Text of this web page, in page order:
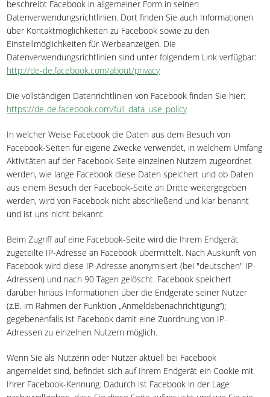
beschreibt Facebook in allgemeiner Form in seinen
Datenverwendungsrichtlinien. Dort finden Sie auch Informationen
über Kontaktmöglichkeiten zu Facebook sowie zu den
Einstellmöglichkeiten für Werbeanzeigen. Die
Datenverwendungsrichtlinien sind unter folgendem Link verfügbar:
http://de-de.facebook.com/about/privacy
Die vollständigen Datenrichtlinien von Facebook finden Sie hier:
https://de-de.facebook.com/full_data_use_policy
In welcher Weise Facebook die Daten aus dem Besuch von
Facebook-Seiten für eigene Zwecke verwendet, in welchem Umfang
Aktivitäten auf der Facebook-Seite einzelnen Nutzern zugeordnet
werden, wie lange Facebook diese Daten speichert und ob Daten
aus einem Besuch der Facebook-Seite an Dritte weitergegeben
werden, wird von Facebook nicht abschließend und klar benannt
und ist uns nicht bekannt.
Beim Zugriff auf eine Facebook-Seite wird die Ihrem Endgerät
zugeteilte IP-Adresse an Facebook übermittelt. Nach Auskunft von
Facebook wird diese IP-Adresse anonymisiert (bei "deutschen" IP-
Adressen) und nach 90 Tagen gelöscht. Facebook speichert
darüber hinaus Informationen über die Endgeräte seiner Nutzer
(z.B. im Rahmen der Funktion „Anmeldebenachrichtigung“);
gegebenenfalls ist Facebook damit eine Zuordnung von IP-
Adressen zu einzelnen Nutzern möglich.
Wenn Sie als Nutzerin oder Nutzer aktuell bei Facebook
angemeldet sind, befindet sich auf Ihrem Endgerät ein Cookie mit
Ihrer Facebook-Kennung. Dadurch ist Facebook in der Lage